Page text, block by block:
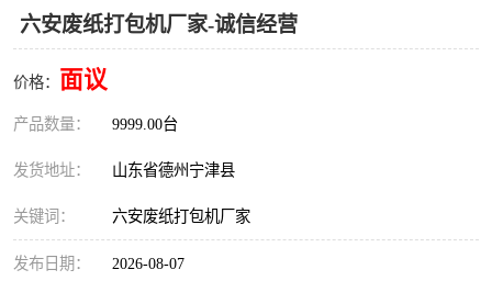
六安废纸打包机厂家-诚信经营
价格： 面议
产品数量： 9999.00台
发货地址： 山东省德州宁津县
关键词： 六安废纸打包机厂家
发布日期： 2026-08-07